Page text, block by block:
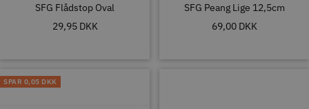
SFG Flådstop Oval
Tilbudspris
29,95 DKK
SFG Peang Lige 12,5cm
Tilbudspris
69,00 DKK
SPAR 0,05 DKK